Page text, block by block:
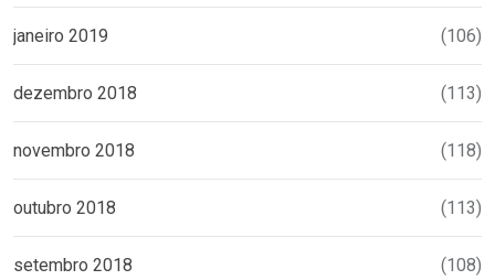
janeiro 2019 (106)
dezembro 2018 (113)
novembro 2018 (118)
outubro 2018 (113)
setembro 2018 (108)